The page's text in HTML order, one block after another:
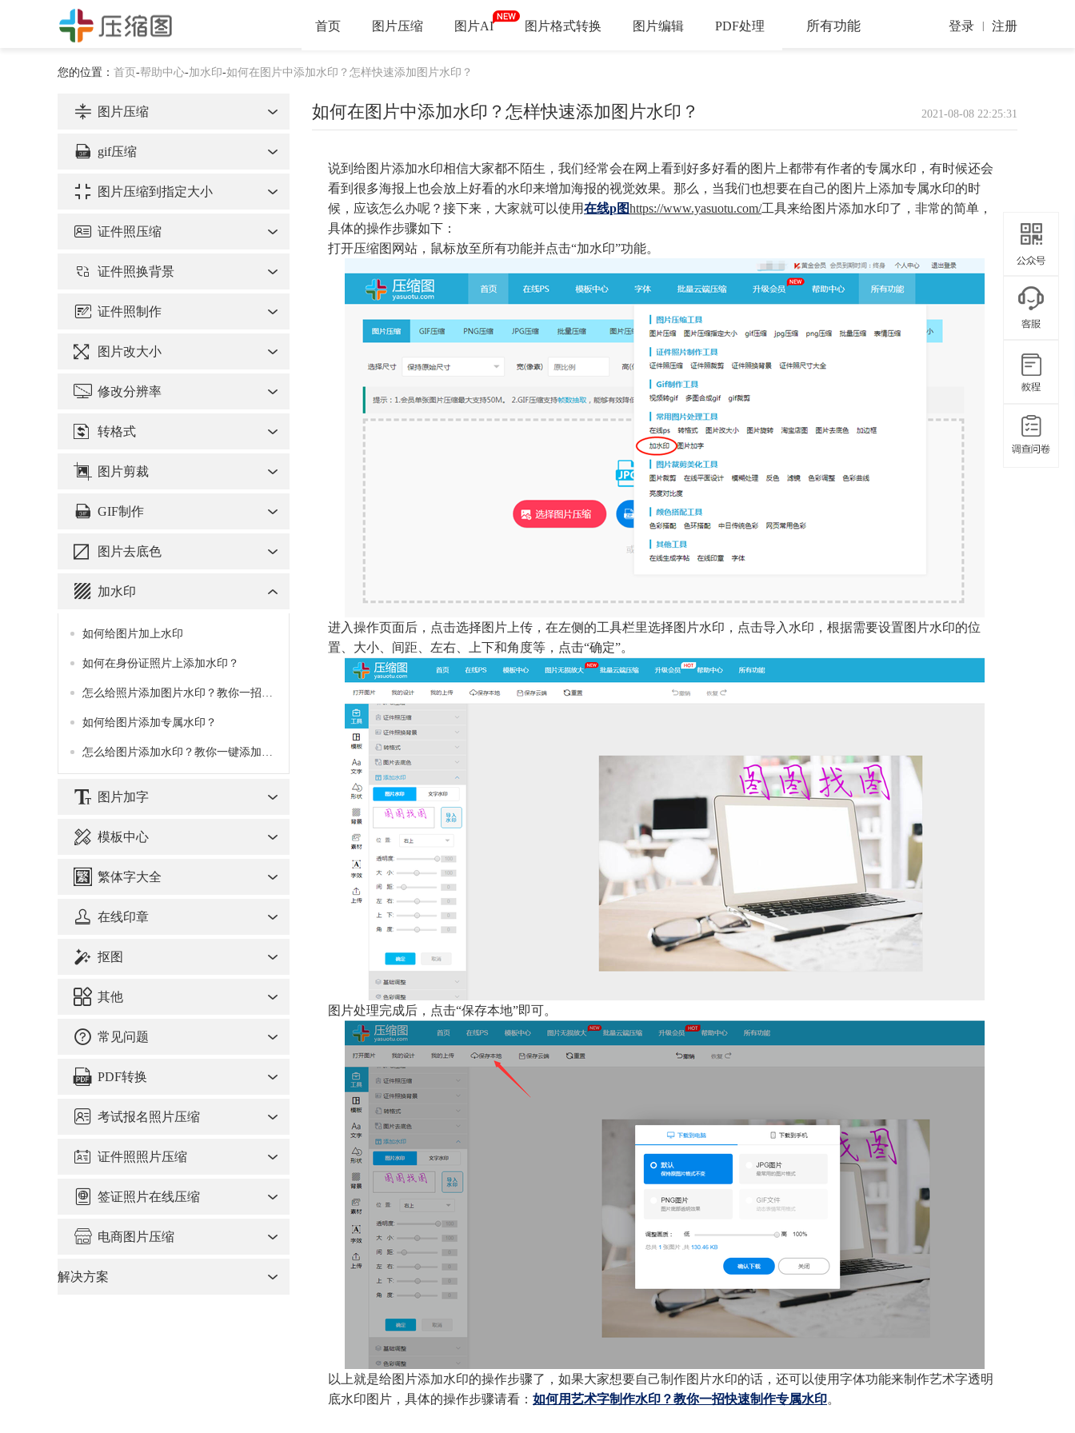
首页 图片压缩 图片AI 图片格式转换 图片编辑 PDF处理 所有功能 登录 注册
您的位置： 首页 -帮助中心-加水印-如何在图片中添加水印？怎样快速添加图片水印？
图片压缩
gif压缩
图片压缩到指定大小
证件照压缩
证件照换背景
证件照制作
图片改大小
修改分辨率
转格式
图片剪裁
GIF制作
图片去底色
加水印
如何给图片加上水印
如何在身份证照片上添加水印？
怎么给照片添加图片水印？教你一招添加图片水印的方法
如何给图片添加专属水印？
怎么给图片添加水印？教你一键添加水印
图片加字
模板中心
繁体字大全
在线印章
抠图
其他
常见问题
PDF转换
考试报名照片压缩
证件照照片压缩
签证照片在线压缩
电商图片压缩
解决方案
如何在图片中添加水印？怎样快速添加图片水印？ 2021-08-08 22:25:31
说到给图片添加水印相信大家都不陌生，我们经常会在网上看到好多好看的图片上都带有作者的专属水印，有时候还会
看到很多海报上也会放上好看的水印来增加海报的视觉效果。那么，当我们也想要在自己的图片上添加专属水印的时
候，应该怎么办呢？接下来，大家就可以使用在线p图https://www.yasuotu.com/工具来给图片添加水印了，非常的简单，
具体的操作步骤如下：
打开压缩图网站，鼠标放至所有功能并点击“加水印”功能。
进入操作页面后，点击选择图片上传，在左侧的工具栏里选择图片水印，点击导入水印，根据需要设置图片水印的位
置、大小、间距、左右、上下和角度等，点击“确定”。
图片处理完成后，点击“保存本地”即可。
以上就是给图片添加水印的操作步骤了，如果大家想要自己制作图片水印的话，还可以使用字体功能来制作艺术字透明
底水印图片，具体的操作步骤请看： 如何用艺术字制作水印？教你一招快速制作专属水印。